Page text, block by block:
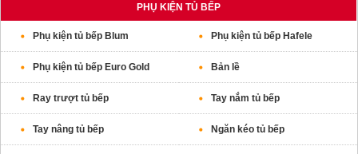
PHỤ KIỆN TỦ BẾP
Phụ kiện tủ bếp Blum Phụ kiện tủ bếp Hafele
Phụ kiện tủ bếp Euro Gold Bản lề
Ray trượt tủ bếp Tay nắm tủ bếp
Tay nâng tủ bếp Ngăn kéo tủ bếp